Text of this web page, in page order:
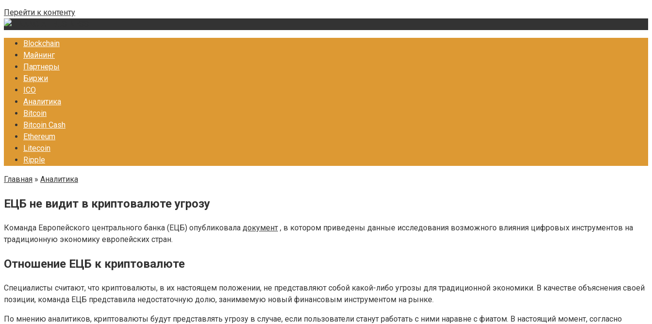
Перейти к контенту
Blockchain
Майнинг
Партнеры
Биржи
ICO
Аналитика
Bitcoin
Bitcoin Cash
Ethereum
Litecoin
Ripple
Главная » Аналитика
ЕЦБ не видит в криптовалюте угрозу
Команда Европейского центрального банка (ЕЦБ) опубликовала документ , в котором приведены данные исследования возможного влияния цифровых инструментов на
традиционную экономику европейских стран.
Отношение ЕЦБ к криптовалюте
Специалисты считают, что криптовалюты, в их настоящем положении, не представляют собой какой-либо угрозы для традиционной экономики. В качестве объяснения своей
позиции, команда ЕЦБ представила недостаточную долю, занимаемую новый финансовым инструментом на рынке.
По мнению аналитиков, криптовалюты будут представлять угрозу в случае, если пользователи станут работать с ними наравне с фиатом. В настоящий момент, согласно